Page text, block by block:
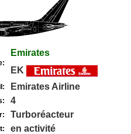
Emirates
EK
Emirates Airline
4
Turboréacteur
en activité